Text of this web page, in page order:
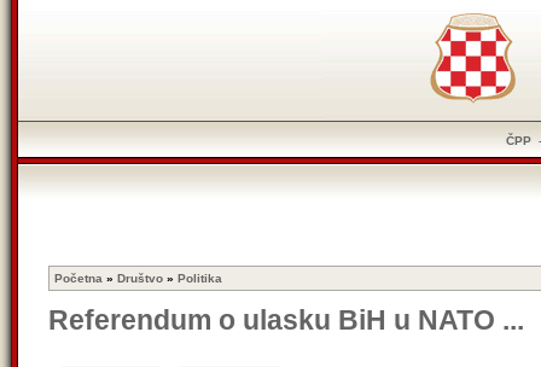
ČPP
Početna » Društvo » Politika
Referendum o ulasku BiH u NATO ...